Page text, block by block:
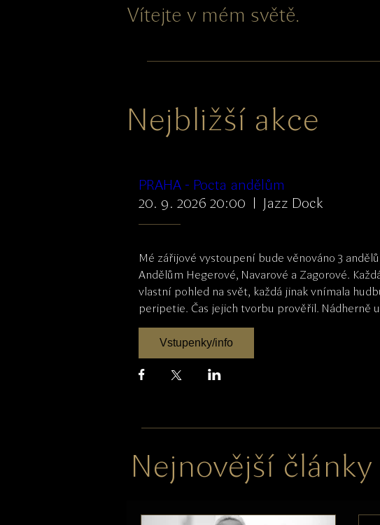
Vítejte v mém světě.
Nejbližší akce
PRAHA - Pocta andělům
20. 9. 2026 20:00
Jazz Dock
Mé zářijové vystoupení bude věnováno 3
Andělům Hegerové, Navarové a Zagorové.
vlastní pohled na svět, každá jinak vnímala
peripetie. Čas jejich tvorbu prověřil. Nádherně
Vstupenky/info
Nejnovější články